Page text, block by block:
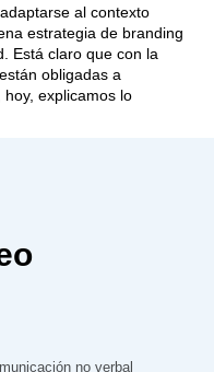
al contexto
estrategia de branding
Está claro que con la
obligadas a
explicamos lo
no verbal